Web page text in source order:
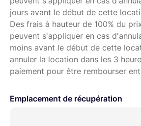
jours avant le début de cette
Des frais à hauteur de 100% du
peuvent s'appliquer en cas
moins avant le début de cette
annuler la location dans les 3
paiement pour être rembourser
Emplacement de récupération